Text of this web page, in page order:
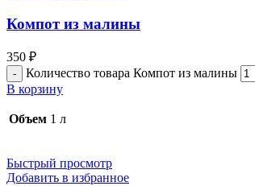
Компот из малины
350 ₽
Количество товара Компот из малины
В корзину
Объем 1 л
Быстрый просмотр
Добавить в избранное